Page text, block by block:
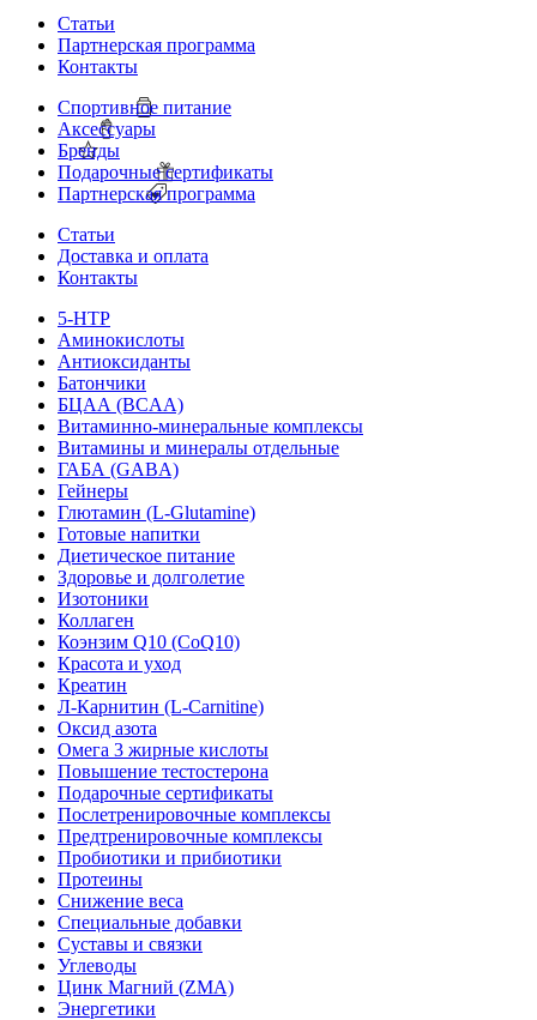
Статьи
Партнерская программа
Контакты
Спортивное питание
Аксессуары
Бренды
Подарочные сертификаты
Партнерская программа
Статьи
Доставка и оплата
Контакты
5-HTP
Аминокислоты
Антиоксиданты
Батончики
БЦАА (BCAA)
Витаминно-минеральные комплексы
Витамины и минералы отдельные
ГАБА (GABA)
Гейнеры
Глютамин (L-Glutamine)
Готовые напитки
Диетическое питание
Здоровье и долголетие
Изотоники
Коллаген
Коэнзим Q10 (CoQ10)
Красота и уход
Креатин
Л-Карнитин (L-Сarnitine)
Оксид азота
Омега 3 жирные кислоты
Повышение тестостерона
Подарочные сертификаты
Послетренировочные комплексы
Предтренировочные комплексы
Пробиотики и прибиотики
Протеины
Снижение веса
Специальные добавки
Суставы и связки
Углеводы
Цинк Магний (ZMA)
Энергетики